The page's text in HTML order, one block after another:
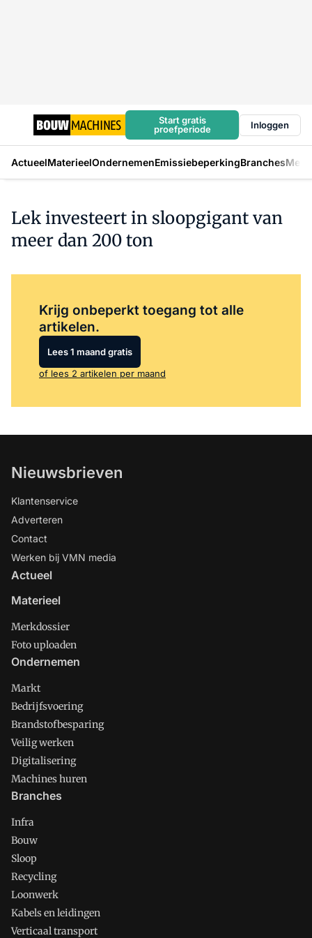
Start gratis
proefperiode
Inloggen
ActueelMaterieelOndernemenEmissiebeperkingBranches
Lek investeert in sloopgigant van
meer dan 200 ton
Krijg onbeperkt toegang tot alle
artikelen.
Lees 1 maand gratis
of lees 2 artikelen per maand
Nieuwsbrieven
Klantenservice
Adverteren
Contact
Werken bij VMN media
Actueel
Materieel
Merkdossier
Foto uploaden
Ondernemen
Markt
Bedrijfsvoering
Brandstofbesparing
Veilig werken
Digitalisering
Machines huren
Branches
Infra
Bouw
Sloop
Recycling
Loonwerk
Kabels en leidingen
Verticaal transport